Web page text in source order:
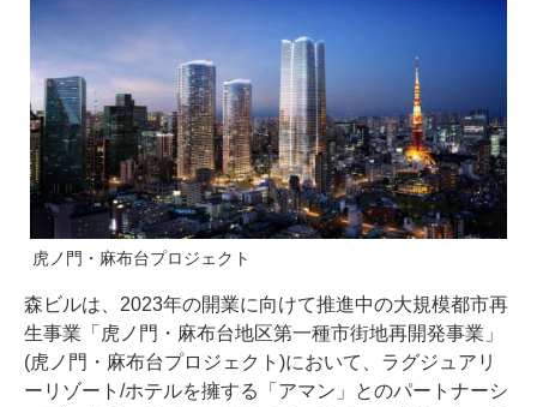
虎ノ門・麻布台プロジェクト
森ビルは、2023年の開業に向けて推進中の大規模都市再
生事業「虎ノ門・麻布台地区第一種市街地再開発事業」
(虎ノ門・麻布台プロジェクト)において、ラグジュアリ
ーリゾート/ホテルを擁する「アマン」とのパートナーシ